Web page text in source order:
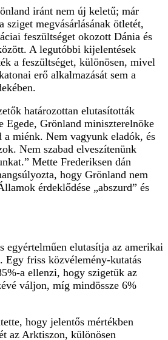
iránt nem új keletű; már
sziget megvásárlásának ötletét,
feszültséget okozott Dánia és
A legutóbbi kijelentések
a feszültséget, különösen, mivel
erő alkalmazását sem a
határozottan elutasították
Egede, Grönland miniszterelnöke
a miénk. Nem vagyunk eladók, és
Nem szabad elveszítenünk
Mette Frederiksen dán
hogy Grönland nem
érdeklődése „abszurd” és
egyértelműen elutasítja az amerikai
Egy friss közvélemény-kutatás
a ellenzi, hogy szigetük az
váljon, míg mindössze 6%
hogy jelentős mértékben
az Arktiszon, különösen